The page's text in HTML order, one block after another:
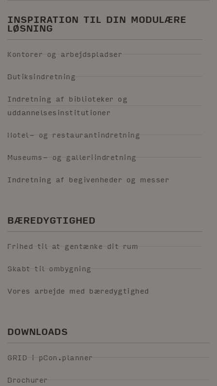
INSPIRATION TIL DIN MODULÆRE
LØSNING
Kontorer og arbejdspladser
Butiksindretning
Indretning af biblioteker og
uddannelsesinstitutioner
Hotel- og restaurantindretning
Museums- og galleriindretning
Indretning af begivenheder og messer
BÆREDYGTIGHED
Frihed til at gentænke dit rum
Skabt til ombygning
Vores arbejde med bæredygtighed
DOWNLOADS
GRID i pCon.planner
Brochurer